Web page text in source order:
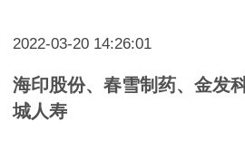
2022-03-20 14:26:01
海印股份、春雪制药、金发
城人寿